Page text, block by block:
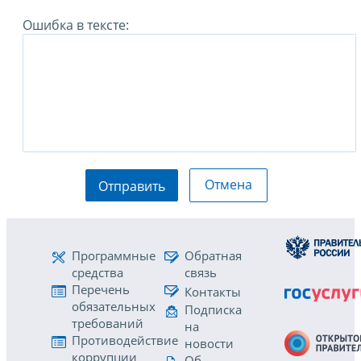
Ошибка в тексте:
Отправить Отмена
Программные
средства
Перечень
обязательных
требований
Противодействие
коррупции
Обратная
связь
Контакты
Подписка
на
новости